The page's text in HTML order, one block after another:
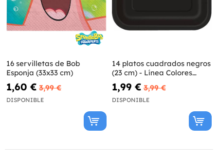
16 servilletas de Bob
Esponja (33x33 cm)
1,60 € 3,99 €
DISPONIBLE
14 platos cuadrados negros
(23 cm) - Línea Colores
Básicos
1,99 € 3,99 €
DISPONIBLE